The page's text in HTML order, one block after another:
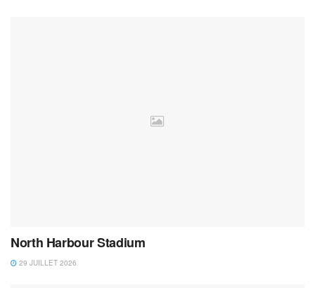
North Harbour Stadium
29 JUILLET 2026